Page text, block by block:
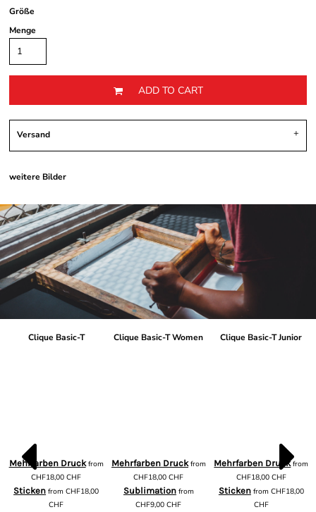
Größe
Menge
ADD TO CART
Versand
weitere Bilder
Clique Basic-T
Mehrfarben Druckfrom
CHF18,00CHF
Sticken fromCHF18,00
CHF
Clique Basic-T Women
Mehrfarben Druckfrom
CHF18,00CHF
Sublimationfrom
CHF9,00CHF
Clique Basic-T Junior
Mehrfarben Druckfrom
CHF18,00 CHF
Stickenfrom CHF18,00
CHF